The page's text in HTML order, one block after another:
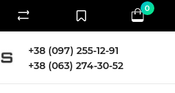
+38 (097) 255-12-91
+38 (063) 274-30-52
0